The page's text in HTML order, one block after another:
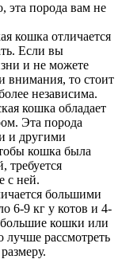
эта порода вам не
кошка отличается
Если вы
и не можете
внимания, то стоит
независима.
кошка обладает
Эта порода
и другими
кошка была
требуется
с ней.
большими
6-9 кг у котов и 4-
кошки или
лучше рассмотреть